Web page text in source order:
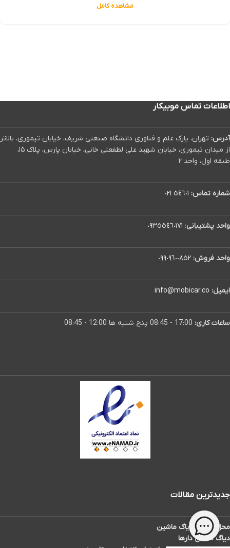
مشاهده کامل
اطلاعات تماس موبیکار
آدرس: تهران، پارک علم و فناوری دانشگاه صنعتی شریف، خیابان تیموری، بالاتر
از میدان تیموری، خیابان شهید علی لطفعلی خانی، خیابان پارس، پلاک ۱۵،
طبقه اول، واحد ۲
شماره تماس: ٥٤٦٠١ ٠٢١
واحد پشتیبانی: ٠٩٣٥٥٤٦٠١٧١
واحد فروش: ٠٩٩٠٩٦٠٠٨٥٢
ایمیل: info@mobicar.co
ساعات کاری:
جدیدترین مقالات
محل سوکت دیاگ ماشین
دیاگ تاکسی دارها